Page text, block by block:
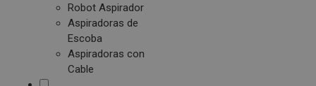
Robot Aspirador
Aspiradoras de
Escoba
Aspiradoras con
Cable